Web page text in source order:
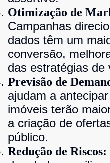
Otimização de
Campanhas
dados têm um
conversão,
das estratégias de
Previsão de
ajudam a
imóveis terão
a criação de
público.
Redução de Riscos: